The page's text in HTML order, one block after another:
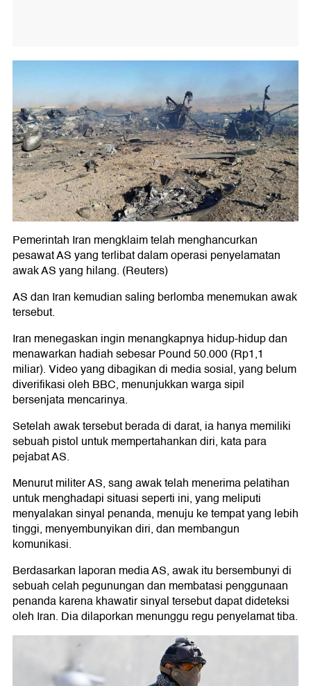
Pemerintah Iran mengklaim telah menghancurkan
pesawat AS yang terlibat dalam operasi penyelamatan
awak AS yang hilang. (Reuters)
AS dan Iran kemudian saling berlomba menemukan awak
tersebut.
Iran menegaskan ingin menangkapnya hidup-hidup dan
menawarkan hadiah sebesar Pound 50.000 (Rp1,1
miliar). Video yang dibagikan di media sosial, yang belum
diverifikasi oleh BBC, menunjukkan warga sipil
bersenjata mencarinya.
Setelah awak tersebut berada di darat, ia hanya memiliki
sebuah pistol untuk mempertahankan diri, kata para
pejabat AS.
Menurut militer AS, sang awak telah menerima pelatihan
untuk menghadapi situasi seperti ini, yang meliputi
menyalakan sinyal penanda, menuju ke tempat yang lebih
tinggi, menyembunyikan diri, dan membangun
komunikasi.
Berdasarkan laporan media AS, awak itu bersembunyi di
sebuah celah pegunungan dan membatasi penggunaan
penanda karena khawatir sinyal tersebut dapat dideteksi
oleh Iran. Dia dilaporkan menunggu regu penyelamat tiba.